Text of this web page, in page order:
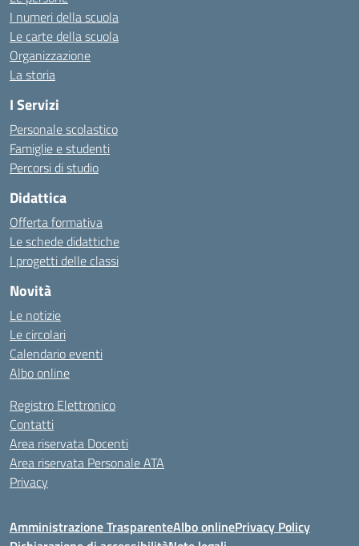
I numeri della scuola
Le carte della scuola
Organizzazione
La storia
I Servizi
Personale scolastico
Famiglie e studenti
Percorsi di studio
Didattica
Offerta formativa
Le schede didattiche
I progetti delle classi
Novità
Le notizie
Le circolari
Calendario eventi
Albo online
Registro Elettronico
Contatti
Area riservata Docenti
Area riservata Personale ATA
Privacy
Amministrazione TrasparenteAlbo onlinePrivacy Policy